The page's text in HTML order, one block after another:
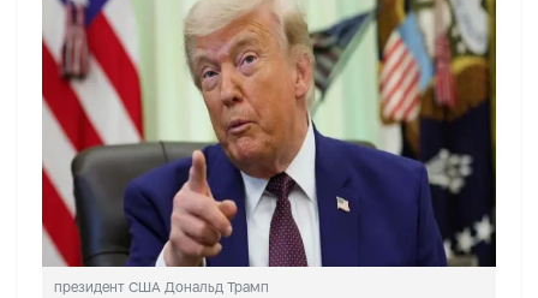
президент США Дональд Трамп